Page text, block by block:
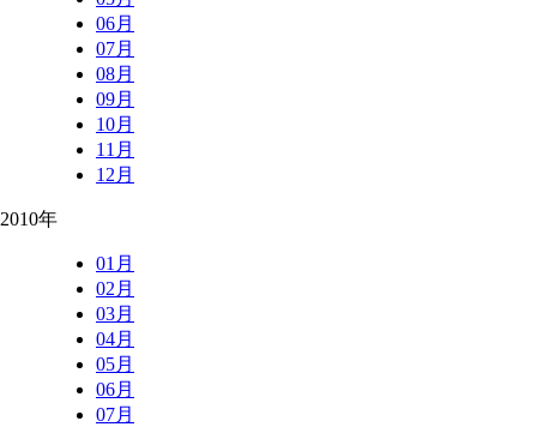
06月
07月
08月
09月
10月
11月
12月
2010年
01月
02月
03月
04月
05月
06月
07月